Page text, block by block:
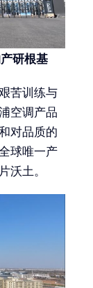
研根基
苦训练与
空调产品
对品质的
球唯一产
沃土。